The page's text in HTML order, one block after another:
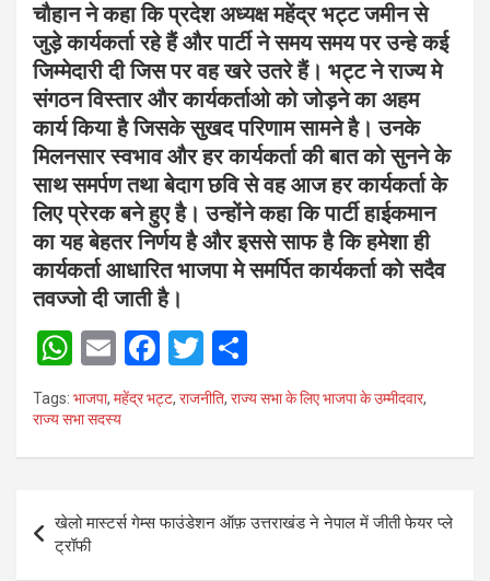
चौहान ने कहा कि प्रदेश अध्यक्ष महेंद्र भट्ट जमीन से
जुड़े कार्यकर्ता रहे हैं और पार्टी ने समय समय पर उन्हे कई
जिम्मेदारी दी जिस पर वह खरे उतरे हैं। भट्ट ने राज्य मे
संगठन विस्तार और कार्यकर्ताओ को जोड़ने का अहम
कार्य किया है जिसके सुखद परिणाम सामने है। उनके
मिलनसार स्वभाव और हर कार्यकर्ता की बात को सुनने के
साथ समर्पण तथा बेदाग छवि से वह आज हर कार्यकर्ता के
लिए प्रेरक बने हुए है। उन्होंने कहा कि पार्टी हाईकमान
का यह बेहतर निर्णय है और इससे साफ है कि हमेशा ही
कार्यकर्ता आधारित भाजपा मे समर्पित कार्यकर्ता को सदैव
तवज्जो दी जाती है।
W
h
at
s
p
p
E
m
ail
F
a
ce
b
o
T
wi
tt
er
h
ar
e
Tags: भाजपा, महेंद्र भट्ट, राजनीति, राज्य सभा के लिए भाजपा के उम्मीदवार,
राज्य सभा सदस्य
Post
navigation
खेलो मास्टर्स गेम्स फाउंडेशन ऑफ़ उत्तराखंड ने नेपाल में जीती फेयर प्ले
ट्रॉफी